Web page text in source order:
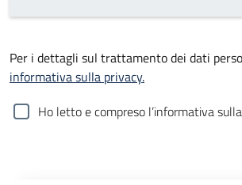
Per i dettagli sul trattamento dei dati
informativa sulla privacy.
Ho letto e compreso l’informativa